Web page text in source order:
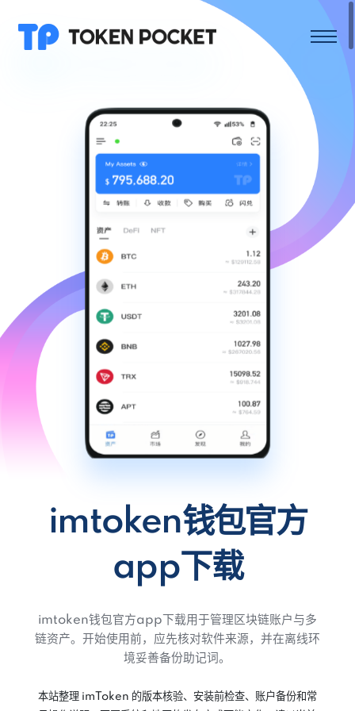
imtoken钱包官方
app下载
imtoken钱包官方app下载用于管理区块链账户与多
链资产。开始使用前，应先核对软件来源，并在离线环
境妥善备份助记词。
本站整理 imToken 的版本核验、安装前检查、账户备份和常